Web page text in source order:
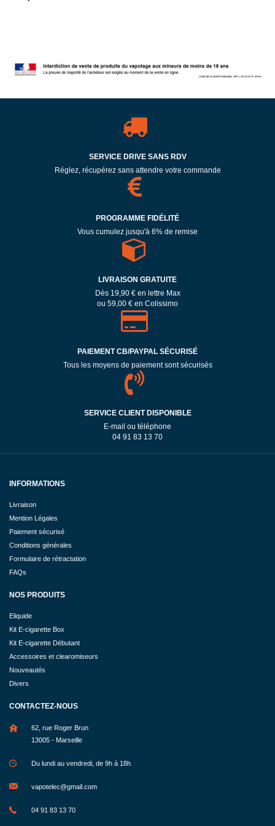
SERVICE DRIVE SANS RDV
Réglez, récupérez sans attendre votre commande
PROGRAMME FIDÉLITÉ
Vous cumulez jusqu'à 6% de remise
LIVRAISON GRATUITE
Dès 19,90 € en lettre Max
ou 59,00 € en Colissimo
PAIEMENT CB/PAYPAL SÉCURISÉ
Tous les moyens de paiement sont sécurisés
SERVICE CLIENT DISPONIBLE
E-mail ou téléphone
04 91 83 13 70
INFORMATIONS
Livraison
Mention Légales
Paiement sécurisé
Conditions générales
Formulaire de rétractation
FAQs
NOS PRODUITS
Eliquide
Kit E-cigarette Box
Kit E-cigarette Débutant
Accessoires et clearomiseurs
Nouveautés
Divers
CONTACTEZ-NOUS
62, rue Roger Brun
13005 - Marseille
Du lundi au vendredi, de 9h à 18h
vapotelec@gmail.com
04 91 83 13 70